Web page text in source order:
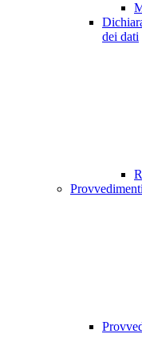
dei dati
Provvedimenti